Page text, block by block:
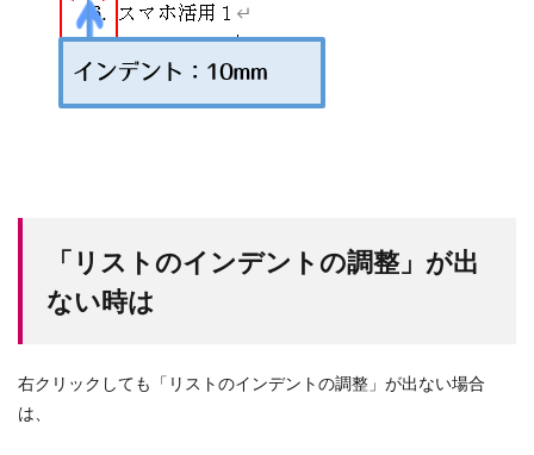
「リストのインデントの調整」が出
ない時は
右クリックしても「リストのインデントの調整」が出ない場合
は、